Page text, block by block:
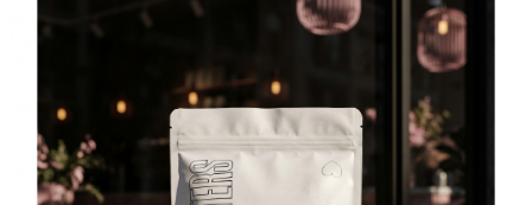
запису, доставка повідомлення може зайняти кілька хвилин.
Будь ласка, зачекайте щонайменше 10 хвилин, перш ніж
Акаунт створено
Для завершення реєстрації, перейдіть за посиланням у листі,
який було надіслано Вам на пошту!